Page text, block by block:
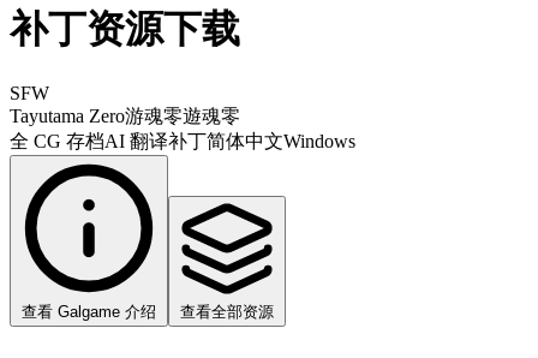
补丁资源下载
SFW
Tayutama Zero游魂零遊魂零
全 CG 存档AI 翻译补丁简体中文Windows
查看 Galgame 介绍 查看全部资源